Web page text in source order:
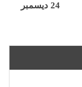
24 ديسمبر